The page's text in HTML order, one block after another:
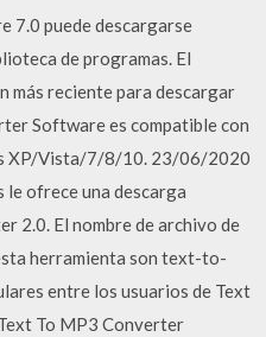
7.0 puede descargarse
de programas. El
más reciente para descargar
Software es compatible con
XP/Vista/7/8/10. 23/06/2020
ofrece una descarga
2.0. El nombre de archivo de
herramienta son text-to-
entre los usuarios de Text
To MP3 Converter